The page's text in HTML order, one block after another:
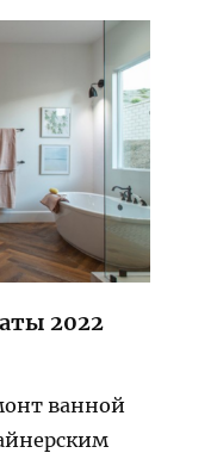
2022
ванной